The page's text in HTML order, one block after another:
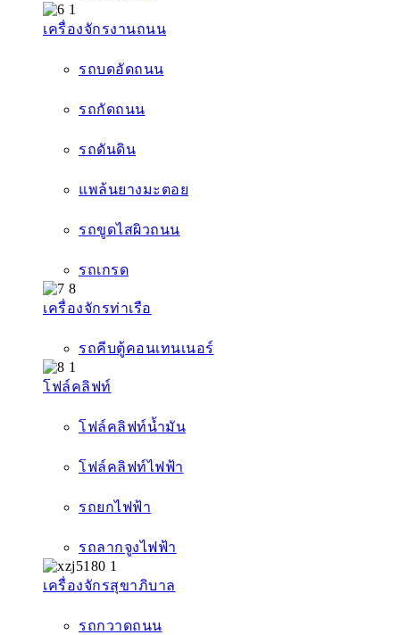
เครื่องจักรงานถนน
รถบดอัดถนน
รถกัดถนน
รถดันดิน
แพล้นยางมะตอย
รถขูดไสผิวถนน
รถเกรด
เครื่องจักรท่าเรือ
รถคีบตู้คอนเทนเนอร์
โฟล์คลิฟท์
โฟล์คลิฟท์น้ำมัน
โฟล์คลิฟท์ไฟฟ้า
รถยกไฟฟ้า
รถลากจูงไฟฟ้า
เครื่องจักรสุขาภิบาล
รถกวาดถนน